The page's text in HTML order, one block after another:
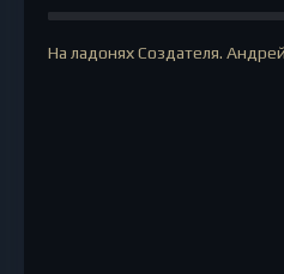
На ладонях Создателя.